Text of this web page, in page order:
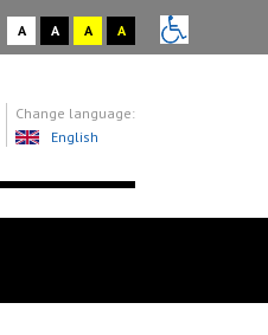
A A A A
Change language:
English